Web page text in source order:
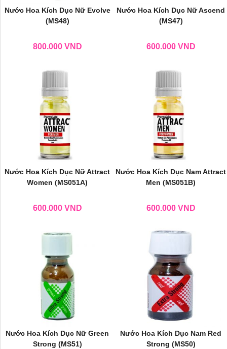
Nước Hoa Kích Dục Nữ Evolve
(MS48)
800.000 VND
Nước Hoa Kích Dục Nữ Ascend
(MS47)
600.000 VND
Nước Hoa Kích Dục Nữ Attract
Women (MS051A)
600.000 VND
Nước Hoa Kích Dục Nam Attract
Men (MS051B)
600.000 VND
Nước Hoa Kích Dục Nữ Green
Strong (MS51)
Nước Hoa Kích Dục Nam Red
Strong (MS50)